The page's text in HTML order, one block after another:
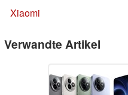
Xiaomi
Verwandte Artikel